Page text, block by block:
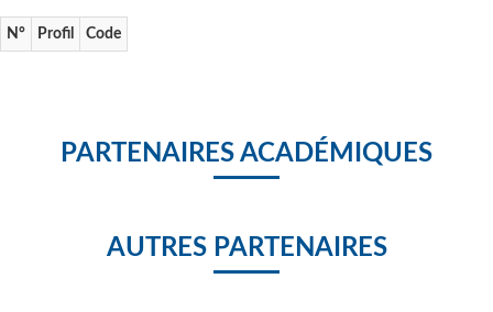
N° Profil Code
PARTENAIRES ACADÉMIQUES
AUTRES PARTENAIRES